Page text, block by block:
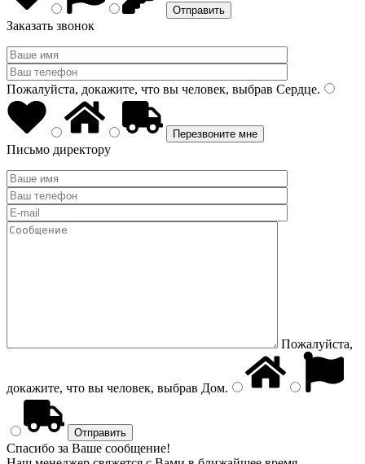
Заказать звонок
Пожалуйста, докажите, что вы человек, выбрав Сердце.
Письмо директору
Пожалуйста,
докажите, что вы человек, выбрав Дом.
Спасибо за Ваше сообщение!